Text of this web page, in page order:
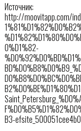
Источник:
http://moovitapp.com/
0%D1%82-
B3-